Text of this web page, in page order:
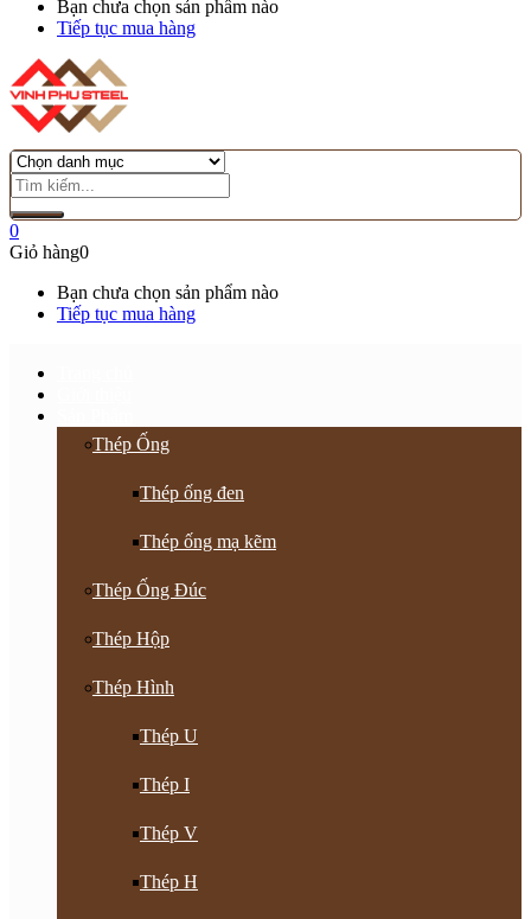
Bạn chưa chọn sản phẩm nào
Tiếp tục mua hàng
0
Giỏ hàng0
Bạn chưa chọn sản phẩm nào
Tiếp tục mua hàng
Thép Ống
Thép ống đen
Thép ống mạ kẽm
Thép Ống Đúc
Thép Hộp
Thép Hình
Thép U
Thép I
Thép V
Thép H